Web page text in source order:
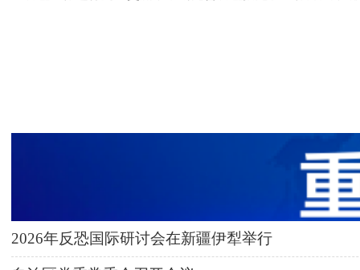
2026年反恐国际研讨会在新疆伊犁举行